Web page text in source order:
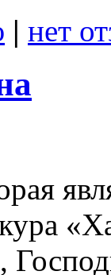
| нет